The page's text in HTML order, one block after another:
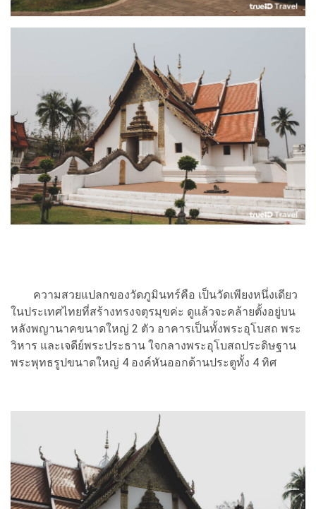
ความสวยแปลกของวัดภูมินทร์คือ เป็นวัดเพียงหนึ่งเดียว
ในประเทศไทยที่สร้างทรงจตุรมุขค่ะ ดูแล้วจะคล้ายตั้งอยู่บน
หลังพญานาคขนาดใหญ่ 2 ตัว อาคารเป็นทั้งพระอุโบสถ พระ
วิหาร และเจดีย์พระประธาน ใจกลางพระอุโบสถประดิษฐาน
พระพุทธรูปขนาดใหญ่ 4 องค์หันออกด้านประตูทั้ง 4 ทิศ